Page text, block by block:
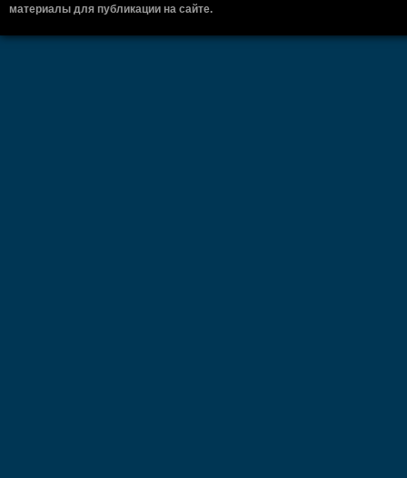
материалы для публикации на сайте.